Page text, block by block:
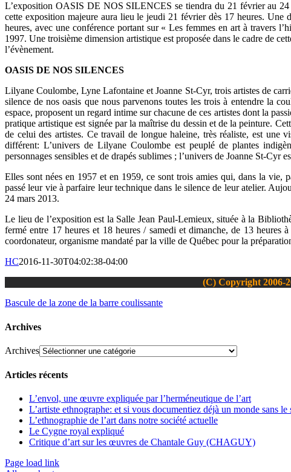
L’exposition OASIS DE NOS SILENCES se tiendra du 21 février au 24
cette exposition majeure aura lieu le jeudi 21 février dès 17 heures. Une
heures, avec une conférence portant sur « Les femmes en art à travers
1997. Une troisième dimension artistique est proposée dans le cadre de
l’évènement.
OASIS DE NOS SILENCES
Lilyane Coulombe, Lyne Lafontaine et Joanne St-Cyr, trois artistes de
silence de nos oasis que nous parvenons toutes les trois à entendre la
espace, proposent un regard intime sur chacune de ces artistes dont la
pratique artistique est signée par la maîtrise du dessin et de la peinture.
de celui des artistes. Ce travail de longue haleine, très réaliste, est
différent: L’univers de Lilyane Coulombe est peuplé de plantes
personnages sensibles et de drapés sublimes ; l’univers de Joanne St-
Elles sont nées en 1957 et en 1959, ce sont trois amies qui, dans la vie,
passé leur vie à parfaire leur technique dans le silence de leur atelier.
24 mars 2013.
Le lieu de l’exposition est la Salle Jean Paul-Lemieux, située à la
fermé entre 17 heures et 18 heures / samedi et dimanche, de 13 heures
coordonateur, organisme mandaté par la ville de Québec pour la
HC2016-11-30T04:02:38-04:00
(C) Copyright 2006-
Bascule de la zone de la barre coulissante
Archives
Archives
Articles récents
L’envol, une œuvre expliquée par l’herméneutique de l’art
L’artiste ethnographe: et si vous documentiez déjà un monde sans le
L’ethnographie de l’art dans notre société actuelle
Le Cygne royal expliqué
Critique d’art sur les œuvres de Chantale Guy (CHAGUY)
Page load link